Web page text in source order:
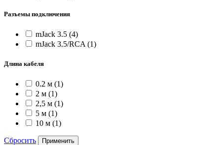
Разъемы подключения
mJack 3.5 (4)
mJack 3.5/RCA (1)
Длина кабеля
0.2 м (1)
2 м (1)
2,5 м (1)
5 м (1)
10 м (1)
Сбросить Применить